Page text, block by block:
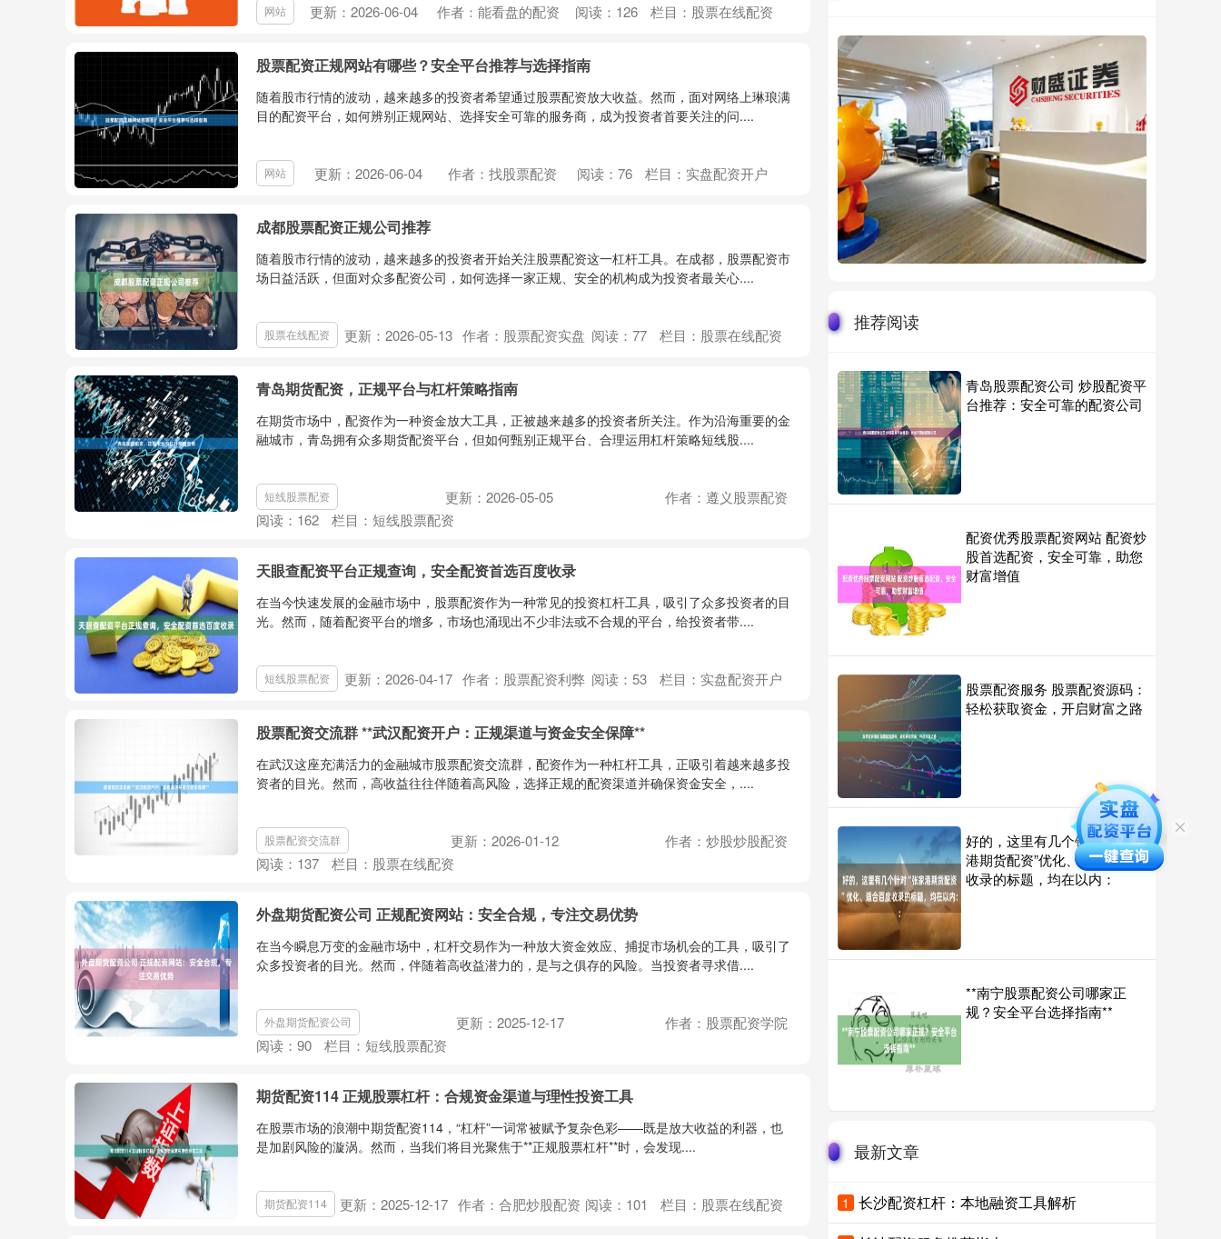
网站 更新：2026-06-04 作者：能看盘的配资 阅读： 126 栏目： 股票在线配资
股票配资正规网站有哪些？安全平台推荐与选择指南
随着股市行情的波动，越来越多的投资者希望通过股票配资放大收益。然而，面对网络上琳琅满
目的配资平台，如何辨别正规网站、选择安全可靠的服务商，成为投资者首要关注的问....
网站 更新：2026-06-04 作者：找股票配资 阅读： 76 栏目： 实盘配资开户
成都股票配资正规公司推荐
随着股市行情的波动，越来越多的投资者开始关注股票配资这一杠杆工具。在成都，股票配资市
场日益活跃，但面对众多配资公司，如何选择一家正规、安全的机构成为投资者最关心....
股票在线配资 更新：2026-05-13 作者：股票配资实盘 阅读： 77 栏目： 股票在线配资
青岛期货配资，正规平台与杠杆策略指南
在期货市场中，配资作为一种资金放大工具，正被越来越多的投资者所关注。作为沿海重要的金
融城市，青岛拥有众多期货配资平台，但如何甄别正规平台、合理运用杠杆策略短线股....
短线股票配资 更新：2026-05-05
作者：遵义股票配资
阅读： 162 栏目： 短线股票配资
天眼查配资平台正规查询，安全配资首选百度收录
在当今快速发展的金融市场中，股票配资作为一种常见的投资杠杆工具，吸引了众多投资者的目
光。然而，随着配资平台的增多，市场也涌现出不少非法或不合规的平台，给投资者带....
短线股票配资 更新：2026-04-17 作者：股票配资利弊 阅读： 53 栏目： 实盘配资开户
股票配资交流群 **武汉配资开户：正规渠道与资金安全保障**
在武汉这座充满活力的金融城市股票配资交流群，配资作为一种杠杆工具，正吸引着越来越多投
资者的目光。然而，高收益往往伴随着高风险，选择正规的配资渠道并确保资金安全，....
股票配资交流群 更新：2026-01-12
作者：炒股炒股配资
阅读： 137 栏目： 股票在线配资
外盘期货配资公司 正规配资网站：安全合规，专注交易优势
在当今瞬息万变的金融市场中，杠杆交易作为一种放大资金效应、捕捉市场机会的工具，吸引了
众多投资者的目光。然而，伴随着高收益潜力的，是与之俱存的风险。当投资者寻求借....
外盘期货配资公司 更新：2025-12-17
作者：股票配资学院
阅读： 90 栏目： 短线股票配资
期货配资114 正规股票杠杆：合规资金渠道与理性投资工具
在股票市场的浪潮中期货配资114，“杠杆”一词常被赋予复杂色彩——既是放大收益的利器，也
是加剧风险的漩涡。然而，当我们将目光聚焦于**正规股票杠杆**时，会发现....
期货配资114 更新：2025-12-17 作者：合肥炒股配资 阅读： 101 栏目： 股票在线配资
推荐阅读
青岛股票配资公司 炒股配资平
台推荐：安全可靠的配资公司
配资优秀股票配资网站 配资炒
股首选配资，安全可靠，助您
财富增值
股票配资服务 股票配资源码：
轻松获取资金，开启财富之路
好的，这里有几个针对“张家
港期货配资”优化、适合百度
收录的标题，均在以内：
**南宁股票配资公司哪家正
规？安全平台选择指南**
最新文章
1 长沙配资杠杆：本地融资工具解析